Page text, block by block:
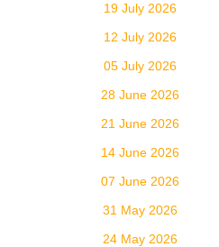
19 July 2026
12 July 2026
05 July 2026
28 June 2026
21 June 2026
14 June 2026
07 June 2026
31 May 2026
24 May 2026